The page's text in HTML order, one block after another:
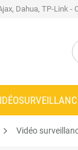
Dahua, TP-Link -
Vidéo